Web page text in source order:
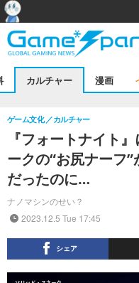
カルチャー 漫画
『フォートナイト
ークの“お尻ナーフ
だったのに…
ナノマシンのせい？
ゲーム文化 カルチャー
2023.12.5 Tue 17:45
シェア